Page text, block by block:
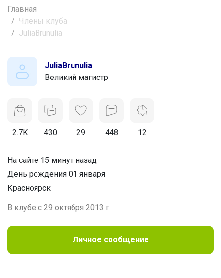
Главная
Члены клуба
JuliaBrunulia
JuliaBrunulia
Великий магистр
2.7K 430 29 448 12
На сайте 15 минут назад
День рождения 01 января
Красноярск
В клубе с 29 октября 2013 г.
Личное сообщение